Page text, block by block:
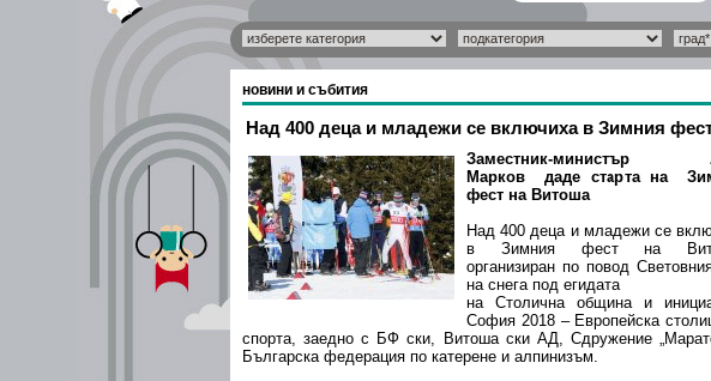
новини и събития
Над 400 деца и младежи се включиха в Зимния
Заместник-министър
Марков даде старта на
фест на Витоша
Над 400 деца и младежи се
в Зимния фест на
организиран по повод
на снега под егидата
на Столична община и
София 2018 – Европейска
спорта, заедно с БФ ски, Витоша ски АД, Сдружение
Българска федерация по катерене и алпинизъм.